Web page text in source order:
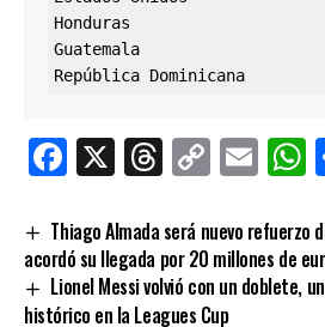
Honduras
Guatemala
República Dominicana
Facebook
X Threads
Copy
Thiago Almada será nuevo refuerzo
acordó su llegada por 20 millones de
Lionel Messi volvió con un doblete,
histórico en la Leagues Cup